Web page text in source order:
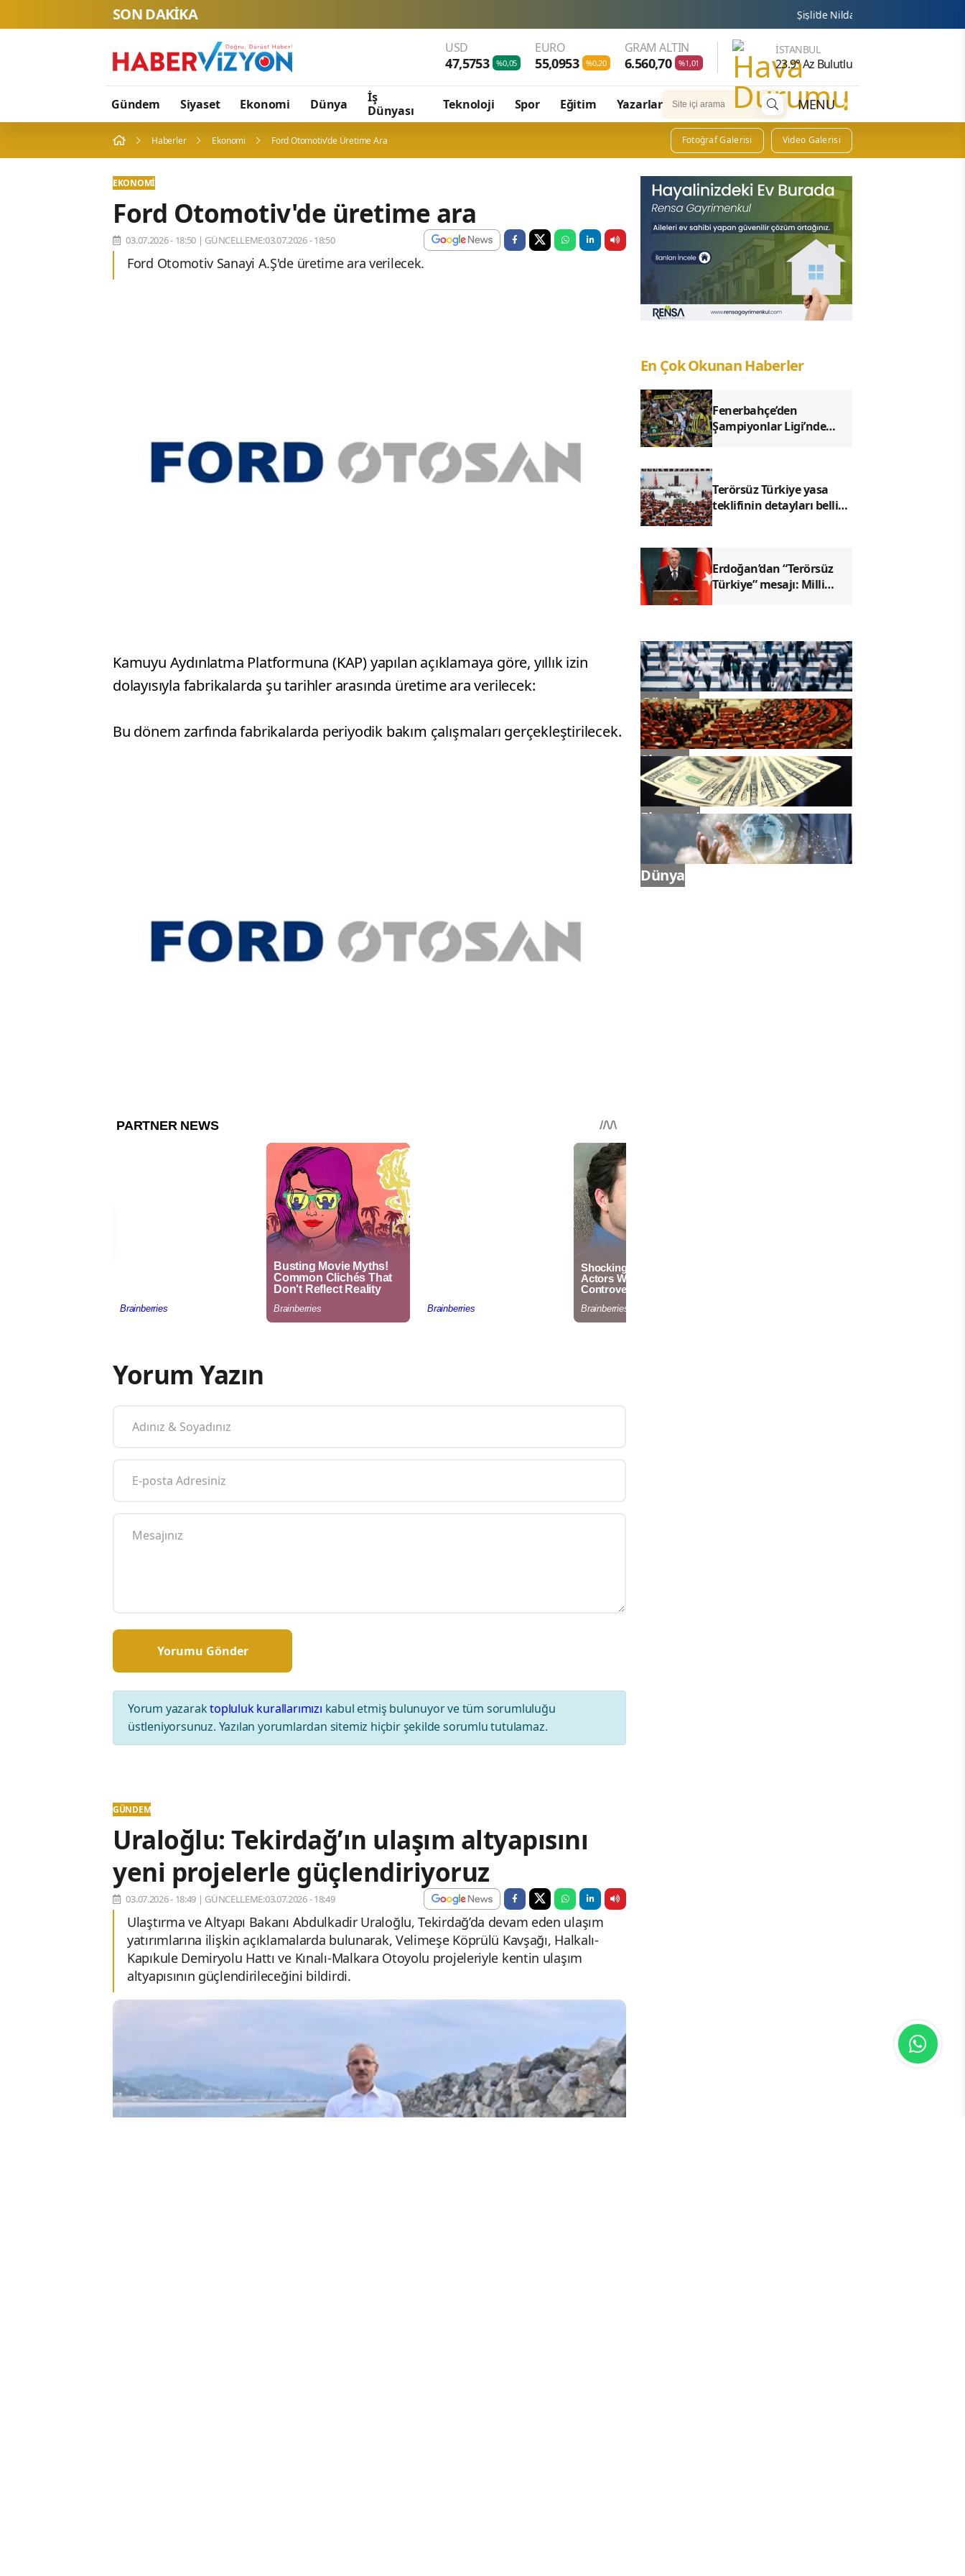
SON DAKİKA Şişli’de Nilda Müge Şahin cinayeti: Silahlı saldırı
USD
47,5753 %0,05
EURO
55,0953 %0,20
GRAM ALTIN
6.560,70 %1,01
İSTANBUL
23.9° Az Bulutlu
Gündem Siyaset Ekonomi Dünya
İş
Dünyası
Teknoloji Spor Eğitim Yazarlar MENU
Haberler Ekonomi Ford Otomotiv'de Üretime Ara Fotoğraf Galerisi Video Galerisi
EKONOMI
Ford Otomotiv'de üretime ara
03.07.2026 - 18:50 | GÜNCELLEME:03.07.2026 - 18:50
Ford Otomotiv Sanayi A.Ş'de üretime ara verilecek.
Kamuyu Aydınlatma Platformuna (KAP) yapılan açıklamaya göre, yıllık izin
dolayısıyla fabrikalarda şu tarihler arasında üretime ara verilecek:
Bu dönem zarfında fabrikalarda periyodik bakım çalışmaları gerçekleştirilecek.
Yorum Yazın
Yorum yazaraktopluluk kurallarımızı kabul etmiş bulunuyor ve tüm sorumluluğu
üstleniyorsunuz. Yazılan yorumlardan sitemiz hiçbir şekilde sorumlu tutulamaz.
GÜNDEM
Uraloğlu: Tekirdağ’ın ulaşım altyapısını
yeni projelerle güçlendiriyoruz
03.07.2026 - 18:49 | GÜNCELLEME:03.07.2026 - 18:49
Ulaştırma ve Altyapı Bakanı Abdulkadir Uraloğlu, Tekirdağ’da devam eden ulaşım
yatırımlarına ilişkin açıklamalarda bulunarak, Velimeşe Köprülü Kavşağı, Halkalı-
Kapıkule Demiryolu Hattı ve Kınalı-Malkara Otoyolu projeleriyle kentin ulaşım
altyapısının güçlendirileceğini bildirdi.
En Çok Okunan Haberler
Fenerbahçe’den
Şampiyonlar Ligi’nde
Terörsüz Türkiye yasa
teklifinin detayları belli
Erdoğan’dan “Terörsüz
Türkiye” mesajı: Milli
Gündem
Siyaset
Ekonomi
Dünya